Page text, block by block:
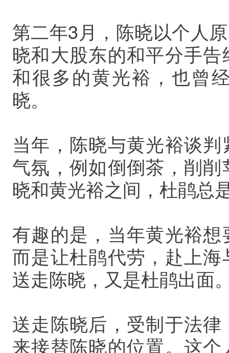
第二年3月，陈晓以个人
晓和大股东的和平分手
和很多的黄光裕，也曾
晓。
当年，陈晓与黄光裕谈
气氛，例如倒倒茶，削
晓和黄光裕之间，杜鹃总
有趣的是，当年黄光裕
而是让杜鹃代劳，赴上
送走陈晓，又是杜鹃出面
送走陈晓后，受制于法
来接替陈晓的位置。这